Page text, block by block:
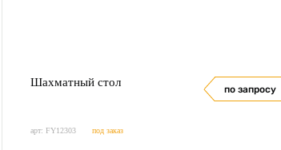
Шахматный стол
по запросу
арт: FY12303 под заказ